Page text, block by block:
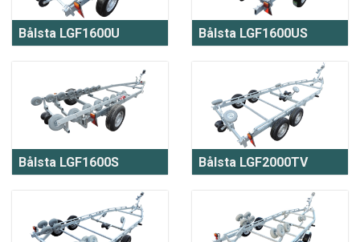
Bålsta LGF1600U Bålsta LGF1600US
Bålsta LGF1600S Bålsta LGF2000TV